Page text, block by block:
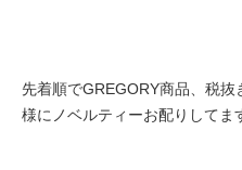
先着順でGREGORY商品、税
様にノベルティーお配りしてま